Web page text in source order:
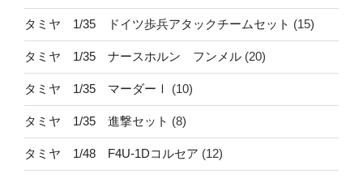
タミヤ 1/35 ドイツ歩兵アタックチームセット (15)
タミヤ 1/35 ナースホルン フンメル (20)
タミヤ 1/35 マーダーⅠ (10)
タミヤ 1/35 進撃セット (8)
タミヤ 1/48 F4U-1Dコルセア (12)